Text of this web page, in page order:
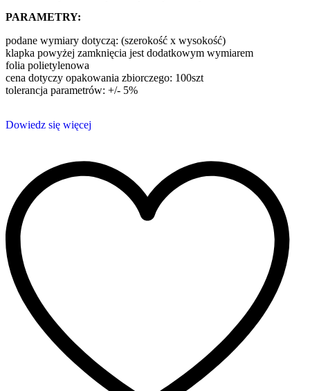
PARAMETRY:
podane wymiary dotyczą: (szerokość x wysokość)
klapka powyżej zamknięcia jest dodatkowym wymiarem
folia polietylenowa
cena dotyczy opakowania zbiorczego: 100szt
tolerancja parametrów: +/- 5%
Dowiedz się więcej